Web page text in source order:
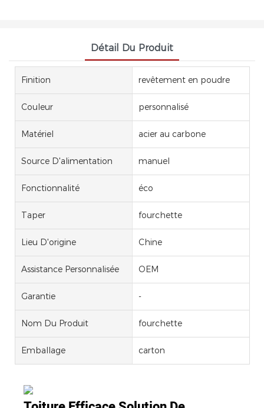
Détail Du Produit
Finition revêtement en poudre
Couleur personnalisé
Matériel acier au carbone
Source D'alimentation manuel
Fonctionnalité éco
Taper fourchette
Lieu D'origine Chine
Assistance Personnalisée OEM
Garantie -
Nom Du Produit fourchette
Emballage carton